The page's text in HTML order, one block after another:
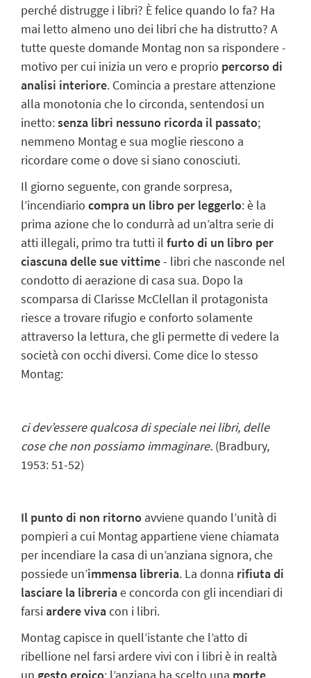
perché distrugge i libri? È felice quando lo fa? Ha
mai letto almeno uno dei libri che ha distrutto? A
tutte queste domande Montag non sa rispondere -
motivo per cui inizia un vero e proprio percorso di
analisi interiore. Comincia a prestare attenzione
alla monotonia che lo circonda, sentendosi un
inetto:senza libri nessuno ricorda il passato;
nemmeno Montag e sua moglie riescono a
ricordare come o dove si siano conosciuti.
Il giorno seguente, con grande sorpresa,
l’incendiario compra un libro per leggerlo: è la
prima azione che lo condurrà ad un’altra serie di
atti illegali, primo tra tutti il furto di un libro per
ciascuna delle sue vittime- libri che nasconde nel
condotto di aerazione di casa sua. Dopo la
scomparsa di Clarisse McClellan il protagonista
riesce a trovare rifugio e conforto solamente
attraverso la lettura, che gli permette di vedere la
società con occhi diversi. Come dice lo stesso
Montag:
ci dev’essere qualcosa di speciale nei libri, delle
cose che non possiamo immaginare. (Bradbury,
1953: 51-52)
Il punto di non ritorno avviene quando l’unità di
pompieri a cui Montag appartiene viene chiamata
per incendiare la casa di un’anziana signora, che
possiede un’immensa libreria. La donna rifiuta di
lasciare la libreriae concorda con gli incendiari di
farsiardere vivacon i libri.
Montag capisce in quell’istante che l’atto di
ribellione nel farsi ardere vivi con i libri è in realtà